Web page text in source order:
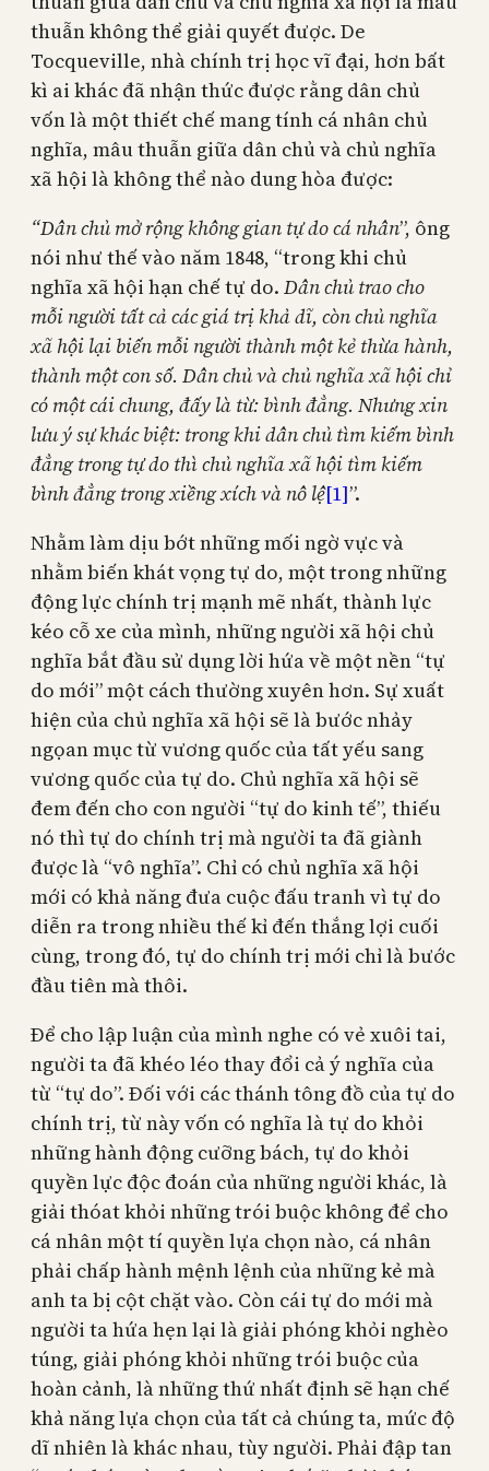
thuẫn không thể giải quyết được. De
Tocqueville, nhà chính trị học vĩ đại, hơn bất
kì ai khác đã nhận thức được rằng dân chủ
vốn là một thiết chế mang tính cá nhân chủ
nghĩa, mâu thuẫn giữa dân chủ và chủ nghĩa
xã hội là không thể nào dung hòa được:
“Dân chủ mở rộng không gian tự do cá nhân”, ông
nói như thế vào năm 1848, “trong khi chủ
nghĩa xã hội hạn chế tự do. Dân chủ trao cho
mỗi người tất cả các giá trị khả dĩ, còn chủ nghĩa
xã hội lại biến mỗi người thành một kẻ thừa hành,
thành một con số. Dân chủ và chủ nghĩa xã hội chỉ
có một cái chung, đấy là từ: bình đẳng. Nhưng xin
lưu ý sự khác biệt: trong khi dân chủ tìm kiếm bình
đẳng trong tự do thì chủ nghĩa xã hội tìm kiếm
bình đẳng trong xiềng xích và nô lệ[1]”.
Nhằm làm dịu bớt những mối ngờ vực và
nhằm biến khát vọng tự do, một trong những
động lực chính trị mạnh mẽ nhất, thành lực
kéo cỗ xe của mình, những người xã hội chủ
nghĩa bắt đầu sử dụng lời hứa về một nền “tự
do mới” một cách thường xuyên hơn. Sự xuất
hiện của chủ nghĩa xã hội sẽ là bước nhảy
ngọan mục từ vương quốc của tất yếu sang
vương quốc của tự do. Chủ nghĩa xã hội sẽ
đem đến cho con người “tự do kinh tế”, thiếu
nó thì tự do chính trị mà người ta đã giành
được là “vô nghĩa”. Chỉ có chủ nghĩa xã hội
mới có khả năng đưa cuộc đấu tranh vì tự do
diễn ra trong nhiều thế kỉ đến thắng lợi cuối
cùng, trong đó, tự do chính trị mới chỉ là bước
đầu tiên mà thôi.
Để cho lập luận của mình nghe có vẻ xuôi tai,
người ta đã khéo léo thay đổi cả ý nghĩa của
từ “tự do”. Đối với các thánh tông đồ của tự do
chính trị, từ này vốn có nghĩa là tự do khỏi
những hành động cưỡng bách, tự do khỏi
quyền lực độc đoán của những người khác, là
giải thóat khỏi những trói buộc không để cho
cá nhân một tí quyền lựa chọn nào, cá nhân
phải chấp hành mệnh lệnh của những kẻ mà
anh ta bị cột chặt vào. Còn cái tự do mới mà
người ta hứa hẹn lại là giải phóng khỏi nghèo
túng, giải phóng khỏi những trói buộc của
hoàn cảnh, là những thứ nhất định sẽ hạn chế
khả năng lựa chọn của tất cả chúng ta, mức độ
dĩ nhiên là khác nhau, tùy người. Phải đập tan